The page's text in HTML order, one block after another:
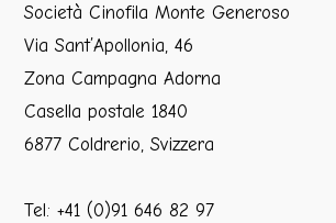
Società Cinofila Monte Generoso
Via Sant’Apollonia, 46
Zona Campagna Adorna
Casella postale 1840
6877 Coldrerio, Svizzera
Tel: +41 (0)91 646 82 97